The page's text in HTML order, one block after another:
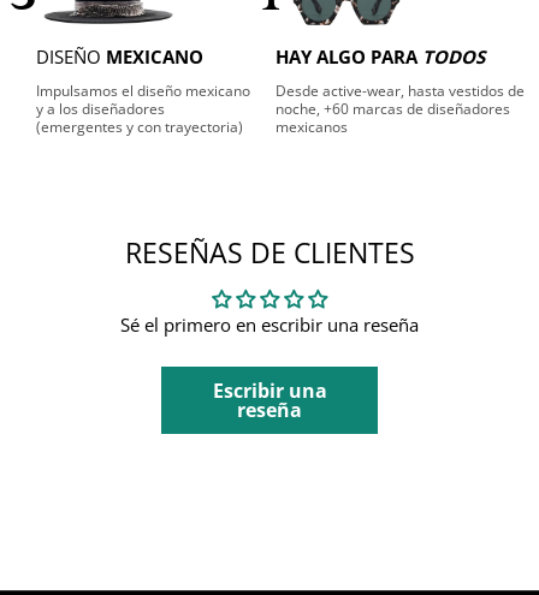
DISEÑO MEXICANO
Impulsamos el diseño mexicano
y a los diseñadores
(emergentes y con trayectoria)
HAY ALGO PARA TODOS
Desde active-wear, hasta vestidos de
noche, +60 marcas de diseñadores
mexicanos
RESEÑAS DE CLIENTES
Sé el primero en escribir una reseña
Escribir una
reseña